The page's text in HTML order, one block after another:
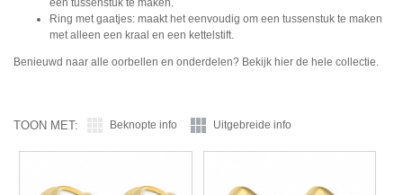
Ring met gaatjes: maakt het eenvoudig om een tussenstuk te maken
met alleen een kraal en een kettelstift.
Benieuwd naar alle oorbellen en onderdelen? Bekijk hier de hele collectie.
TOON MET: Beknopte info Uitgebreide info